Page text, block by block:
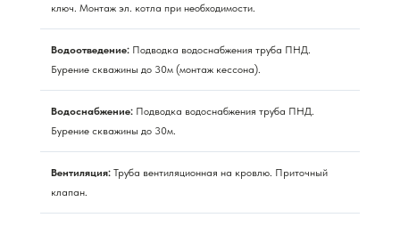
ключ. Монтаж эл. котла при необходимости.
Водоотведение: Подводка водоснабжения труба ПНД.
Бурение скважины до 30м (монтаж кессона).
Водоснабжение: Подводка водоснабжения труба ПНД.
Бурение скважины до 30м.
Вентиляция: Труба вентиляционная на кровлю. Приточный
клапан.